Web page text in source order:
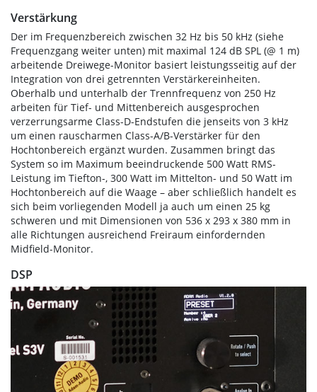
Verstärkung
Der im Frequenzbereich zwischen 32 Hz bis 50 kHz (siehe
Frequenzgang weiter unten) mit maximal 124 dB SPL (@ 1 m)
arbeitende Dreiwege-Monitor basiert leistungsseitig auf der
Integration von drei getrennten Verstärkereinheiten.
Oberhalb und unterhalb der Trennfrequenz von 250 Hz
arbeiten für Tief- und Mittenbereich ausgesprochen
verzerrungsarme Class-D-Endstufen die jenseits von 3 kHz
um einen rauscharmen Class-A/B-Verstärker für den
Hochtonbereich ergänzt wurden. Zusammen bringt das
System so im Maximum beeindruckende 500 Watt RMS-
Leistung im Tiefton-, 300 Watt im Mittelton- und 50 Watt im
Hochtonbereich auf die Waage – aber schließlich handelt es
sich beim vorliegenden Modell ja auch um einen 25 kg
schweren und mit Dimensionen von 536 x 293 x 380 mm in
alle Richtungen ausreichend Freiraum einfordernden
Midfield-Monitor.
DSP